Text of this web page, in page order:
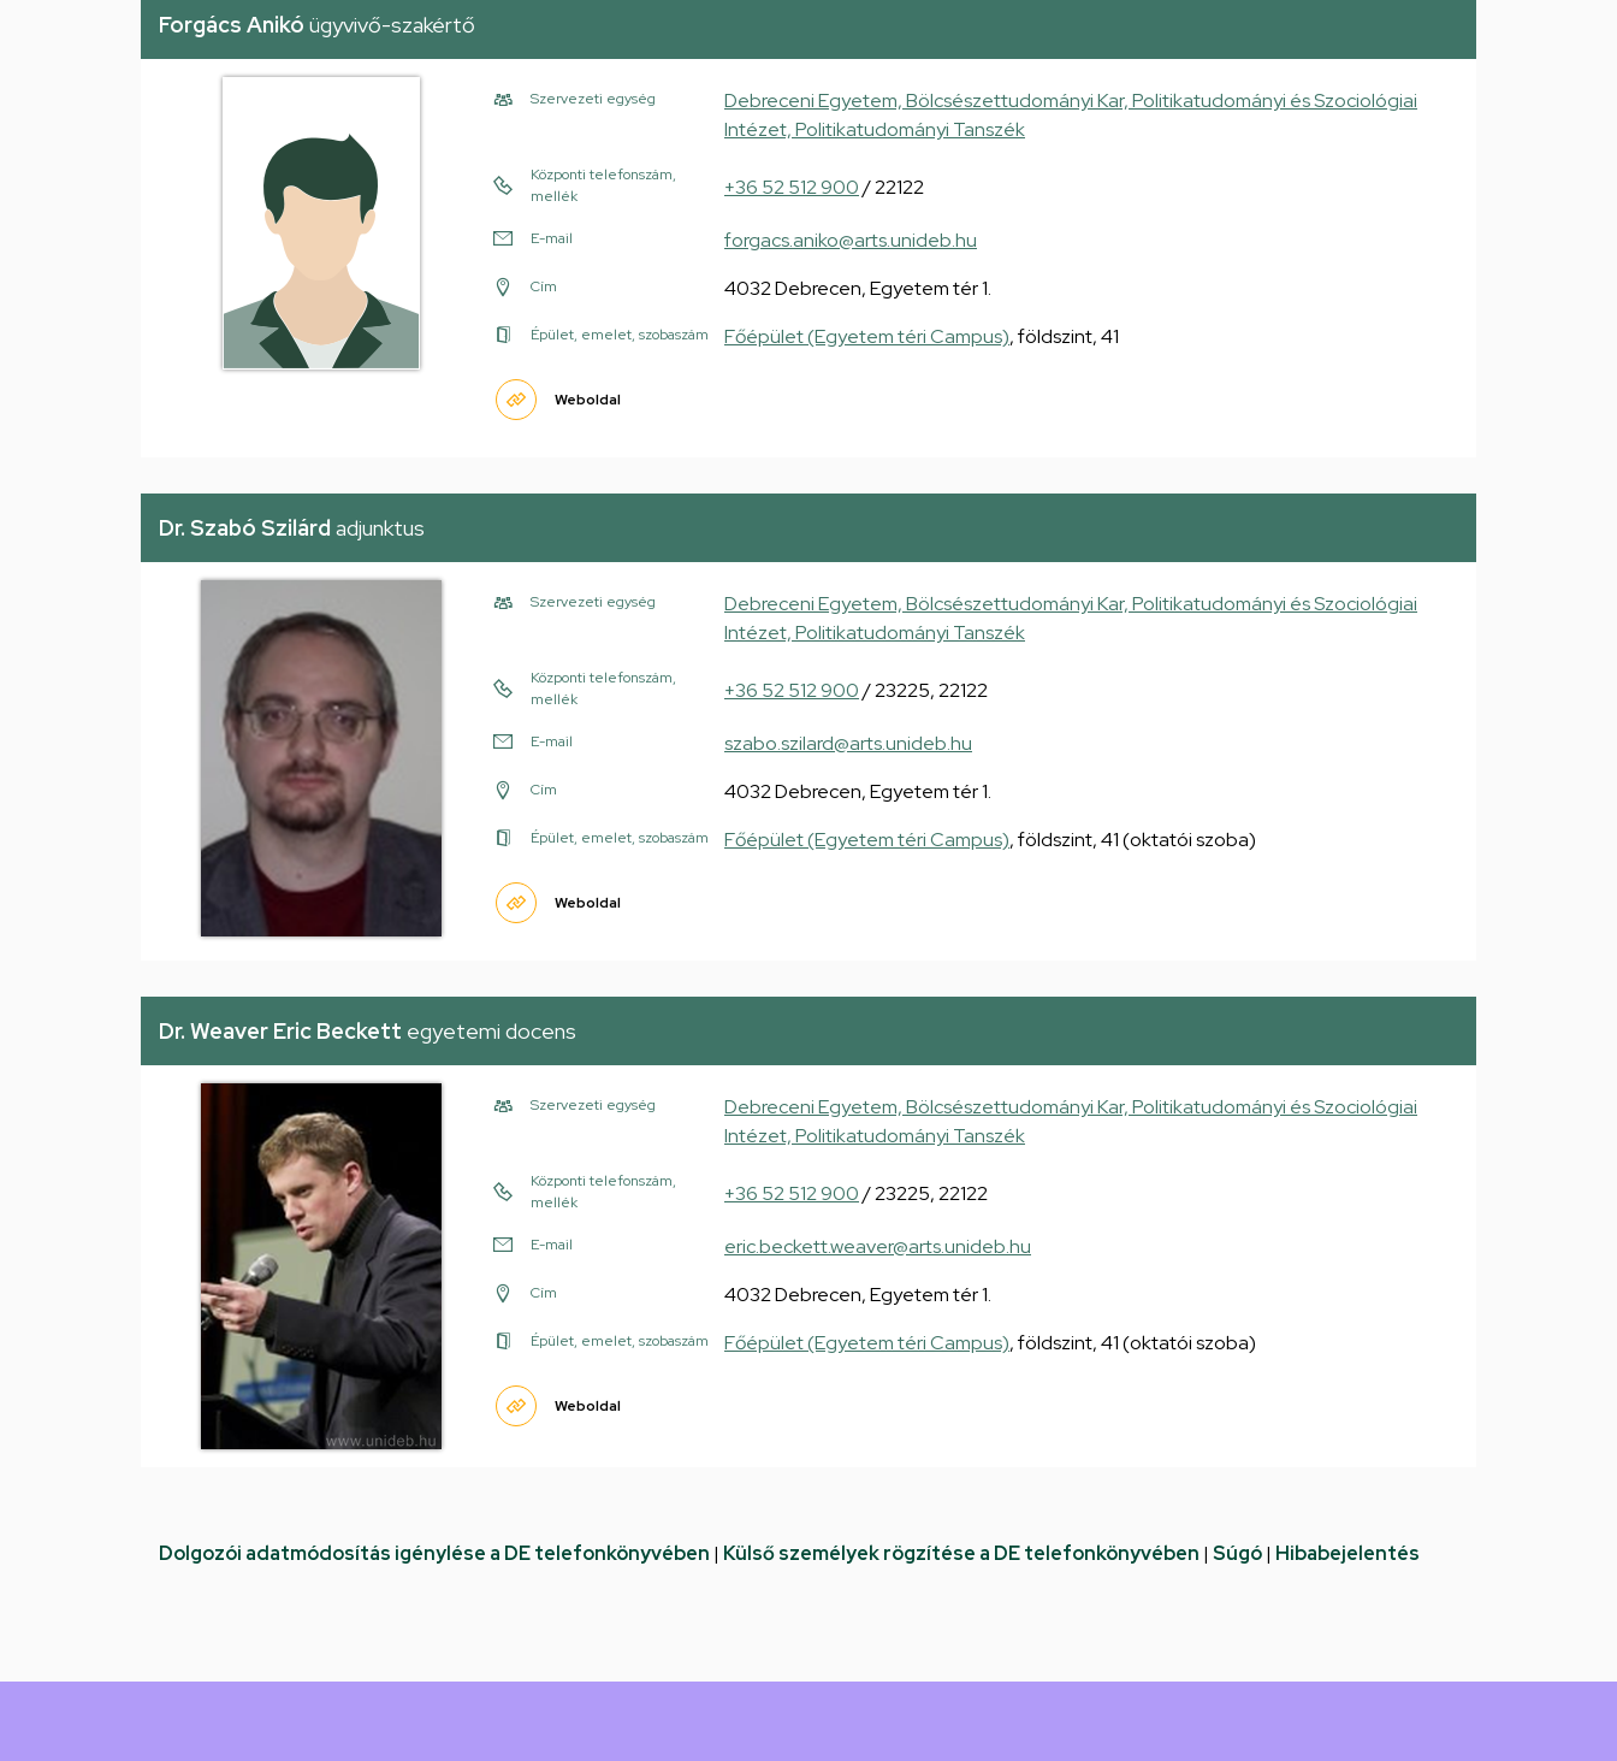
Forgács Anikó ügyvivő-szakértő
Szervezeti egység
Debreceni Egyetem, Bölcsészettudományi Kar, Politikatudományi és Szociológiai
Intézet, Politikatudományi Tanszék
Központi telefonszám,
mellék
+36 52 512 900/ 22122
E-mail forgacs.aniko@arts.unideb.hu
Cím 4032 Debrecen, Egyetem tér 1.
Épület, emelet, szobaszám Főépület (Egyetem téri Campus), földszint, 41
Weboldal
Dr. Szabó Szilárd adjunktus
Szervezeti egység
Debreceni Egyetem, Bölcsészettudományi Kar, Politikatudományi és Szociológiai
Intézet, Politikatudományi Tanszék
Központi telefonszám,
mellék
+36 52 512 900/ 23225, 22122
E-mail szabo.szilard@arts.unideb.hu
Cím 4032 Debrecen, Egyetem tér 1.
Épület, emelet, szobaszám Főépület (Egyetem téri Campus), földszint, 41 (oktatói szoba)
Weboldal
Dr. Weaver Eric Beckett egyetemi docens
Szervezeti egység
Debreceni Egyetem, Bölcsészettudományi Kar, Politikatudományi és Szociológiai
Intézet, Politikatudományi Tanszék
Központi telefonszám,
mellék
+36 52 512 900/ 23225, 22122
E-mail eric.beckett.weaver@arts.unideb.hu
Cím 4032 Debrecen, Egyetem tér 1.
Épület, emelet, szobaszám Főépület (Egyetem téri Campus), földszint, 41 (oktatói szoba)
Weboldal
Dolgozói adatmódosítás igénylése a DE telefonkönyvében | Külső személyek rögzítése a DE telefonkönyvében | Súgó| Hibabejelentés